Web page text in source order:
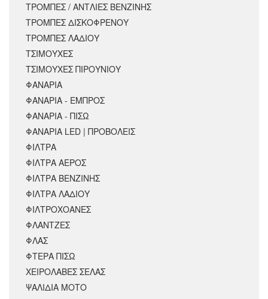
ΤΡΟΜΠΕΣ / ΑΝΤΛΙΕΣ ΒΕΝΖΙΝΗΣ
ΤΡΟΜΠΕΣ ΔΙΣΚΟΦΡΕΝΟΥ
ΤΡΟΜΠΕΣ ΛΑΔΙΟΥ
ΤΣΙΜΟΥΧΕΣ
ΤΣΙΜΟΥΧΕΣ ΠΙΡΟΥΝΙΟΥ
ΦΑΝΑΡΙΑ
ΦΑΝΑΡΙΑ - ΕΜΠΡΟΣ
ΦΑΝΑΡΙΑ - ΠΙΣΩ
ΦΑΝΑΡΙΑ LED | ΠΡΟΒΟΛΕΙΣ
ΦΙΛΤΡΑ
ΦΙΛΤΡΑ ΑΕΡΟΣ
ΦΙΛΤΡΑ ΒΕΝΖΙΝΗΣ
ΦΙΛΤΡΑ ΛΑΔΙΟΥ
ΦΙΛΤΡΟΧΟΑΝΕΣ
ΦΛΑΝΤΖΕΣ
ΦΛΑΣ
ΦΤΕΡΑ ΠΙΣΩ
ΧΕΙΡΟΛΑΒΕΣ ΣΕΛΑΣ
ΨΑΛΙΔΙΑ ΜΟΤΟ